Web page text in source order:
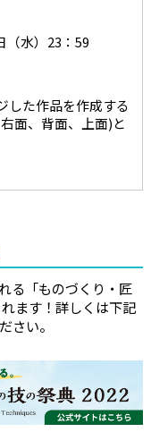
（水）23：59
た作品を作成する
面、背面、上面)と
、現物選考の上、受
ろ、＃TOKYOもの
表します。
ます。
る「ものづくり・匠
ます！詳しくは下記
さい。